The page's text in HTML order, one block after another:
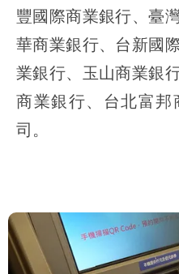
豐國際商業銀行、臺
華商業銀行、台新國
業銀行、玉山商業銀
商業銀行、台北富
司。